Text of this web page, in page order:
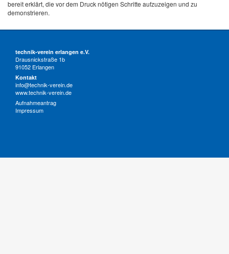
bereit erklärt, die vor dem Druck nötigen Schritte aufzuzeigen und zu
demonstrieren.
technik-verein erlangen e.V.
Drausnickstraße 1b
91052 Erlangen
Kontakt
info@technik-verein.de
www.technik-verein.de
Aufnahmeantrag
Impressum